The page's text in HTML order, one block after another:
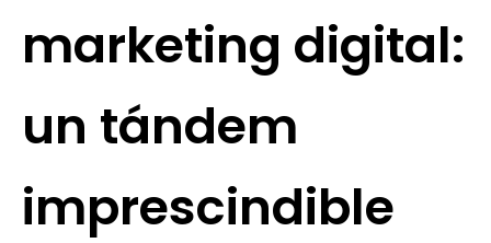
marketing digital:
un tándem
imprescindible